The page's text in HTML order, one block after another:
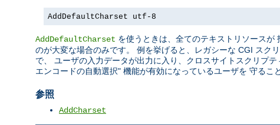
AddDefaultCharset utf-8
AddDefaultCharset を使うときは、全てのテキストリソース
のが大変な場合のみです。 例を挙げると、レガシーな CGI スク
で、 ユーザの入力データが出力に入り、クロスサイトスクリプ
エンコードの自動選択" 機能が有効になっているユーザを 守るこ
参照
AddCharset